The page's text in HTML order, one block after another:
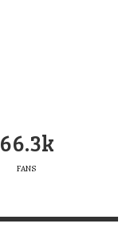
66.3k
FANS